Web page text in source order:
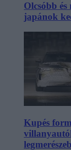
Olcsóbb és
japánok
Kupés